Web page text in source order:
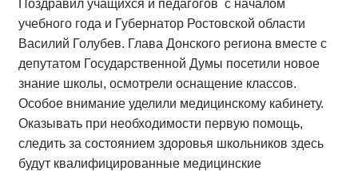
Поздравил учащихся и педагогов с началом
учебного года и Губернатор Ростовской области
Василий Голубев. Глава Донского региона вместе с
депутатом Государственной Думы посетили новое
знание школы, осмотрели оснащение классов.
Особое внимание уделили медицинскому кабинету.
Оказывать при необходимости первую помощь,
следить за состоянием здоровья школьников здесь
будут квалифицированные медицинские